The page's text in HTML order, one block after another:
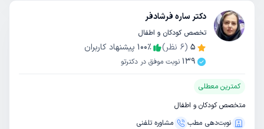
دکتر ساره فرشادفر
تخصص کودکان و اطفال
5
(
6 نظر) 100٪
پیشنهاد کاربران
139 نوبت موفق در دکترتو
کمترین معطلی
متخصص کودکان و اطفال
نوبت‌دهی مطب
مشاوره‌ تلفنی